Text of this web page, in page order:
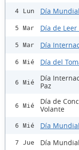
4 Lun Día
5 Mar Día de
5 Mar Día
6 Mié Día del
6 Mié
Día
Paz
6 Mié
Día de
Volante
6 Mié Día
7 Jue Día